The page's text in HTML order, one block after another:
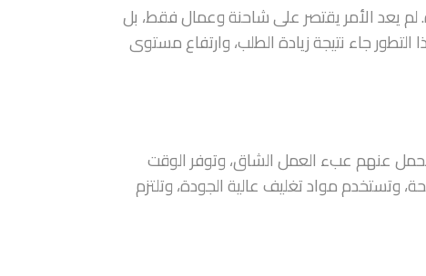
يعد الأمر يقتصر على شاحنة وعمال فقط، بل
جاء نتيجة زيادة الطلب، وارتفاع مستوى
عنهم عبء العمل الشاق، وتوفر الوقت
وتستخدم مواد تغليف عالية الجودة، وتلتزم